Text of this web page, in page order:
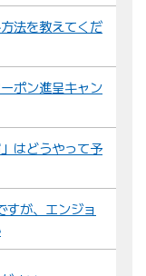
法を教えてくだ
ポン進呈キャン
はどうやって予
すが、エンジョ